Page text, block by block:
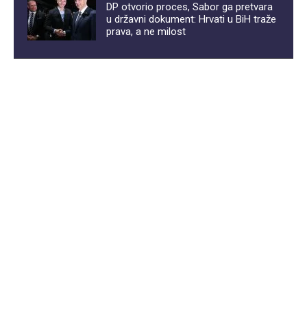
DP otvorio proces, Sabor ga pretvara
u državni dokument: Hrvati u BiH traže
prava, a ne milost